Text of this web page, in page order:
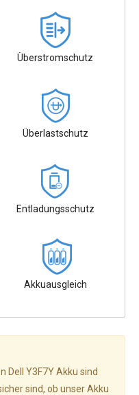
Überstromschutz
Überlastschutz
Entladungsschutz
Akkuausgleich
Dell Y3F7Y Akku sind
sind, ob unser Akku